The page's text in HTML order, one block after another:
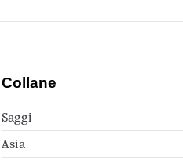
Collane
Saggi
Asia